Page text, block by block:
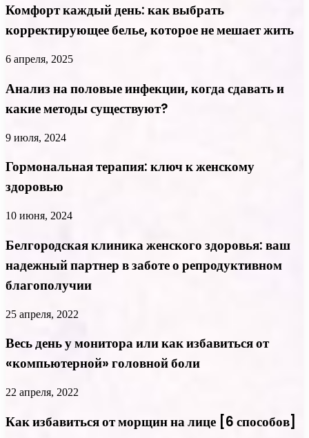
Комфорт каждый день: как выбрать
корректирующее белье, которое не мешает жить
6 апреля, 2025
Анализ на половые инфекции, когда сдавать и
какие методы существуют?
9 июля, 2024
Гормональная терапия: ключ к женскому
здоровью
10 июня, 2024
Белгородская клиника женского здоровья: ваш
надежный партнер в заботе о репродуктивном
благополучии
25 апреля, 2022
Весь день у монитора или как избавиться от
«компьютерной» головной боли
22 апреля, 2022
Как избавиться от морщин на лице [6 способов]